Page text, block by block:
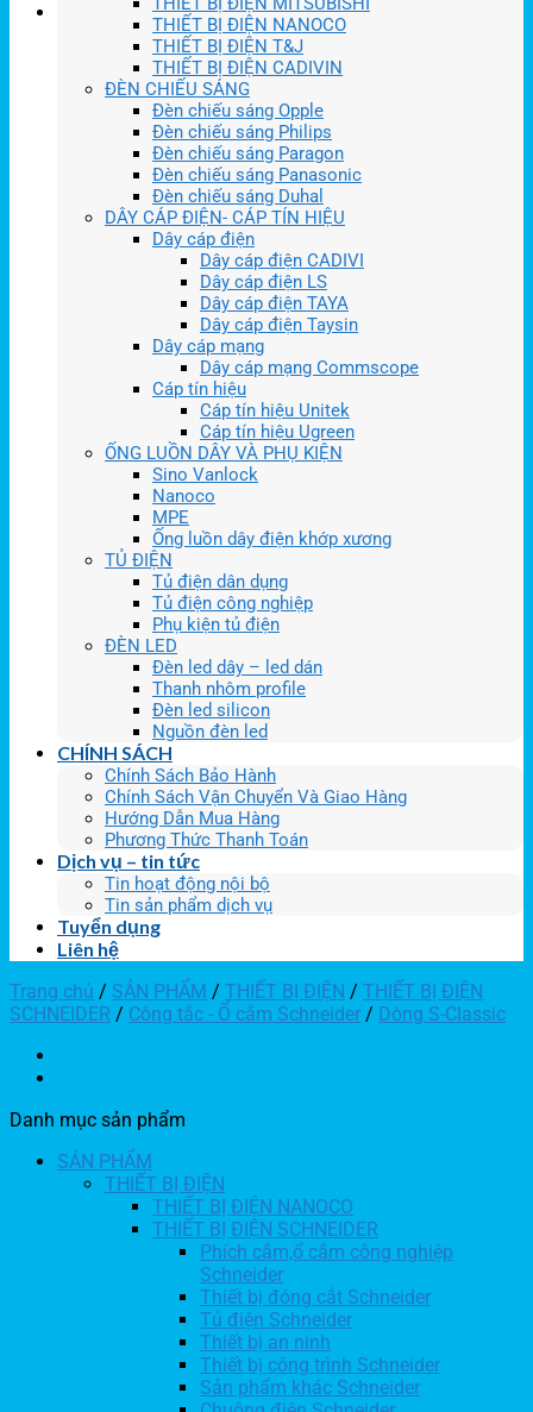
THIẾT BỊ ĐIỆN NANOCO
THIẾT BỊ ĐIỆN T&J
THIẾT BỊ ĐIỆN CADIVIN
ĐÈN CHIẾU SÁNG
Đèn chiếu sáng Opple
Đèn chiếu sáng Philips
Đèn chiếu sáng Paragon
Đèn chiếu sáng Panasonic
Đèn chiếu sáng Duhal
DÂY CÁP ĐIỆN- CÁP TÍN HIỆU
Dây cáp điện
Dây cáp điện CADIVI
Dây cáp điện LS
Dây cáp điện TAYA
Dây cáp điện Taysin
Dây cáp mạng
Dây cáp mạng Commscope
Cáp tín hiệu
Cáp tín hiệu Unitek
Cáp tín hiệu Ugreen
ỐNG LUỒN DÂY VÀ PHỤ KIỆN
Sino Vanlock
Nanoco
MPE
Ống luồn dây điện khớp xương
TỦ ĐIỆN
Tủ điện dân dụng
Tủ điện công nghiệp
Phụ kiện tủ điện
ĐÈN LED
Đèn led dây – led dán
Thanh nhôm profile
Đèn led silicon
Nguồn đèn led
CHÍNH SÁCH
Chính Sách Bảo Hành
Chính Sách Vận Chuyển Và Giao Hàng
Hướng Dẫn Mua Hàng
Phương Thức Thanh Toán
Dịch vụ – tin tức
Tin hoạt động nội bộ
Tin sản phẩm dịch vụ
Tuyển dụng
Liên hệ
Trang chủ / SẢN PHẨM / THIẾT BỊ ĐIỆN / THIẾT BỊ ĐIỆN
SCHNEIDER / Công tắc - Ổ cắm Schneider / Dòng S-Classic
Danh mục sản phẩm
SẢN PHẨM
THIẾT BỊ ĐIỆN
THIẾT BỊ ĐIỆN NANOCO
THIẾT BỊ ĐIỆN SCHNEIDER
Phích cắm,ổ cắm công nghiệp
Schneider
Thiết bị đóng cắt Schneider
Tủ điện Schneider
Thiết bị an ninh
Thiết bị công trình Schneider
Sản phẩm khác Schneider